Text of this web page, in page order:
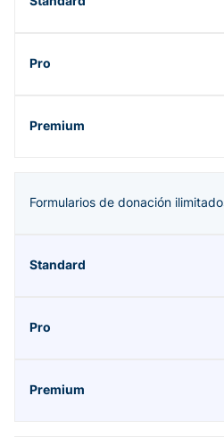
Formularios de donación